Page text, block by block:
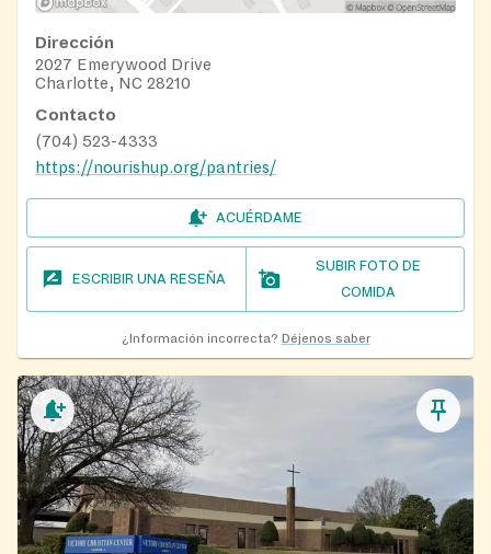
Dirección
2027 Emerywood Drive
Charlotte, NC 28210
Contacto
(704) 523-4333
https://nourishup.org/pantries/
ACUÉRDAME
ESCRIBIR UNA RESEÑA
SUBIR FOTO DE
COMIDA
¿Información incorrecta? Déjenos saber